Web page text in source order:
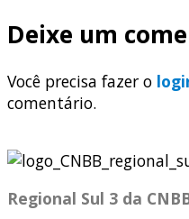
Deixe um
Você precisa fazer o
comentário.
Regional Sul 3 da